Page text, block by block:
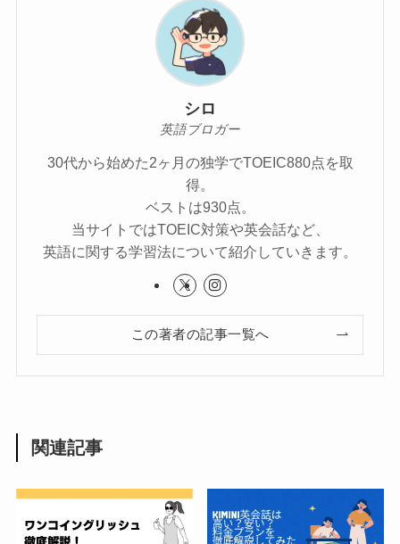
シロ
英語ブロガー
30代から始めた2ヶ月の独学でTOEIC880点を取
得。
ベストは930点。
当サイトではTOEIC対策や英会話など、
英語に関する学習法について紹介していきます。
この著者の記事一覧へ
関連記事